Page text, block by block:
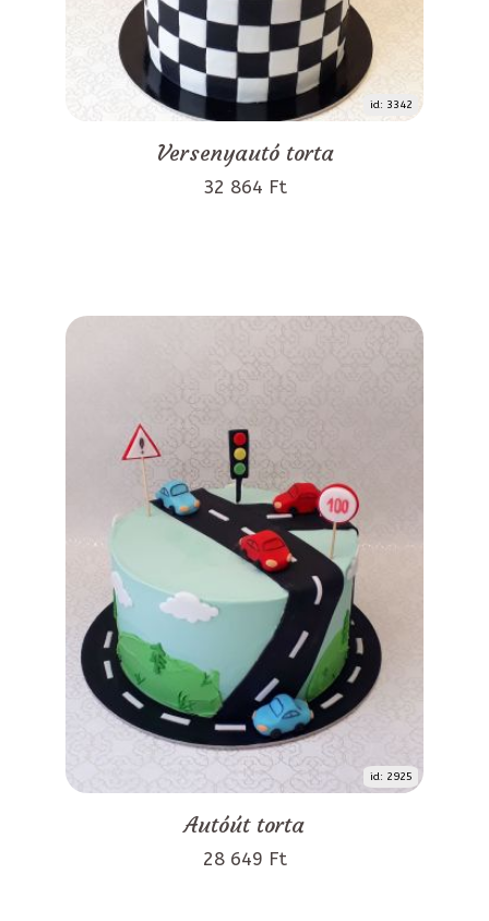
id: 3342
Versenyautó torta
32 864 Ft
id: 2925
Autóút torta
28 649 Ft